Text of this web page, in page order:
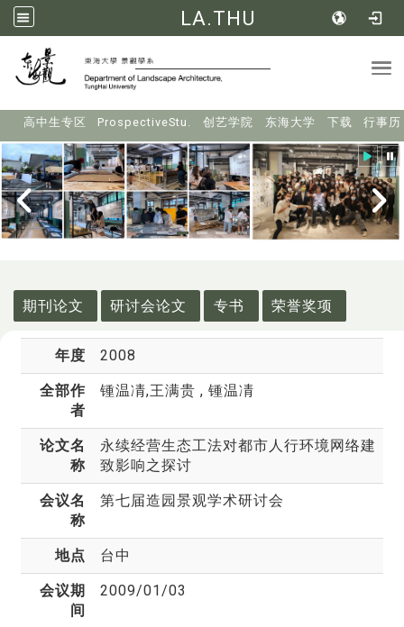
LA.THU
高中生专区 ProspectiveStu. 创艺学院 东海大学 下载 行事历
期刊论文
研讨会论文 专书 荣誉奖项
年度 2008
全部作
者
锺温凊,王满贵 , 锺温凊
论文名
称
永续经营生态工法对都市人行环境网络建
致影响之探讨
会议名
称
第七届造园景观学术研讨会
地点 台中
会议期
间
2009/01/03